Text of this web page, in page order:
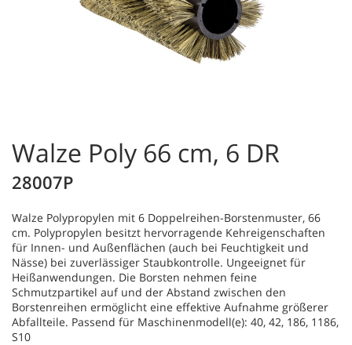
Walze Poly 66 cm, 6 DR
28007P
Walze Polypropylen mit 6 Doppelreihen-Borstenmuster, 66
cm. Polypropylen besitzt hervorragende Kehreigenschaften
für Innen- und Außenflächen (auch bei Feuchtigkeit und
Nässe) bei zuverlässiger Staubkontrolle. Ungeeignet für
Heißanwendungen. Die Borsten nehmen feine
Schmutzpartikel auf und der Abstand zwischen den
Borstenreihen ermöglicht eine effektive Aufnahme größerer
Abfallteile. Passend für Maschinenmodell(e): 40, 42, 186, 1186,
S10